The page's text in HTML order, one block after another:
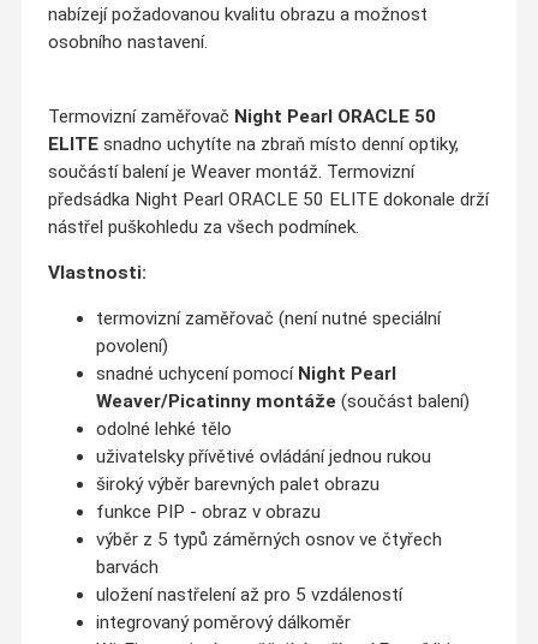
nabízejí požadovanou kvalitu obrazu a možnost
osobního nastavení.
Termovizní zaměřovač Night Pearl ORACLE 50
ELITE snadno uchytíte na zbraň místo denní optiky,
součástí balení je Weaver montáž. Termovizní
předsádka Night Pearl ORACLE 50 ELITE dokonale drží
nástřel puškohledu za všech podmínek.
Vlastnosti:
termovizní zaměřovač (není nutné speciální
povolení)
snadné uchycení pomocí Night Pearl
Weaver/Picatinny montáže (součást balení)
odolné lehké tělo
uživatelsky přívětivé ovládání jednou rukou
široký výběr barevných palet obrazu
funkce PIP - obraz v obrazu
výběr z 5 typů záměrných osnov ve čtyřech
barvách
uložení nastřelení až pro 5 vzdáleností
integrovaný poměrový dálkoměr